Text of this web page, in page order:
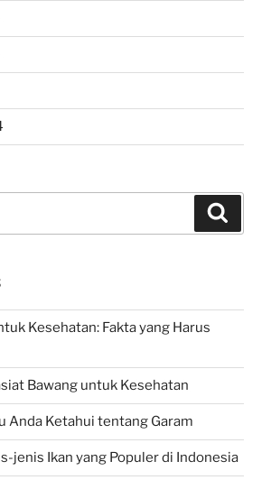
Kesehatan: Fakta yang Harus
Bawang untuk Kesehatan
Anda Ketahui tentang Garam
jenis Ikan yang Populer di Indonesia